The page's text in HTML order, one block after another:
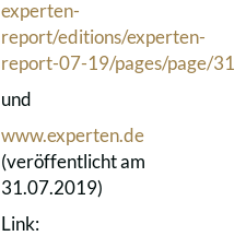
experten-
report/editions/experten-
report-07-19/pages/page/31
und
www.experten.de
(veröffentlicht am
31.07.2019)
Link: